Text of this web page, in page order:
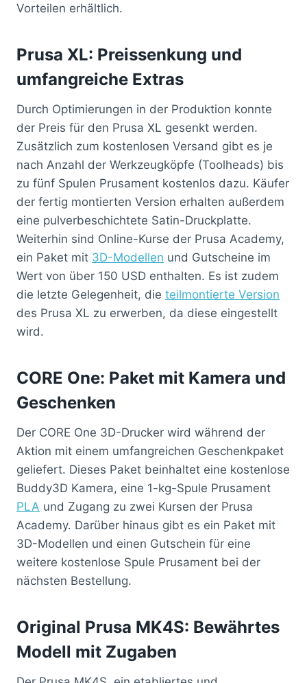
Vorteilen erhältlich.
Prusa XL: Preissenkung und
umfangreiche Extras
Durch Optimierungen in der Produktion konnte
der Preis für den Prusa XL gesenkt werden.
Zusätzlich zum kostenlosen Versand gibt es je
nach Anzahl der Werkzeugköpfe (Toolheads) bis
zu fünf Spulen Prusament kostenlos dazu. Käufer
der fertig montierten Version erhalten außerdem
eine pulverbeschichtete Satin-Druckplatte.
Weiterhin sind Online-Kurse der Prusa Academy,
ein Paket mit 3D-Modellen und Gutscheine im
Wert von über 150 USD enthalten. Es ist zudem
die letzte Gelegenheit, die teilmontierte Version
des Prusa XL zu erwerben, da diese eingestellt
wird.
CORE One: Paket mit Kamera und
Geschenken
Der CORE One 3D-Drucker wird während der
Aktion mit einem umfangreichen Geschenkpaket
geliefert. Dieses Paket beinhaltet eine kostenlose
Buddy3D Kamera, eine 1-kg-Spule Prusament
PLA und Zugang zu zwei Kursen der Prusa
Academy. Darüber hinaus gibt es ein Paket mit
3D-Modellen und einen Gutschein für eine
weitere kostenlose Spule Prusament bei der
nächsten Bestellung.
Original Prusa MK4S: Bewährtes
Modell mit Zugaben